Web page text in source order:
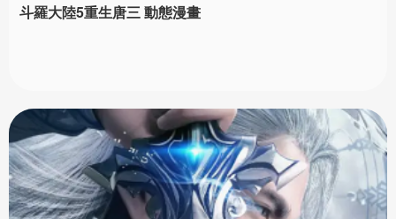
斗羅大陸5重生唐三 動態漫畫